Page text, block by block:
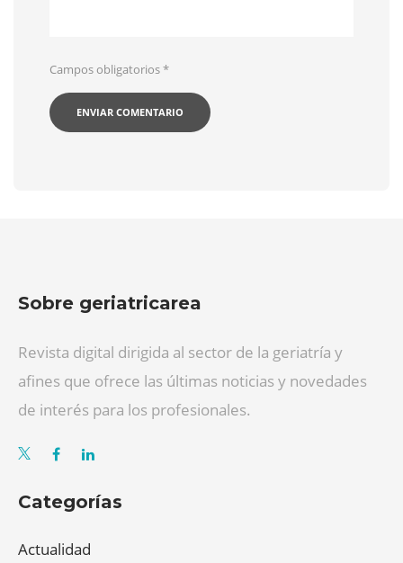
Campos obligatorios*
Sobre geriatricarea
Revista digital dirigida al sector de la geriatría y
afines que ofrece las últimas noticias y novedades
de interés para los profesionales.
Categorías
Actualidad